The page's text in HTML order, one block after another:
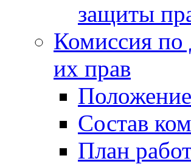
защиты
Комиссия по
их прав
Положение
Состав
План